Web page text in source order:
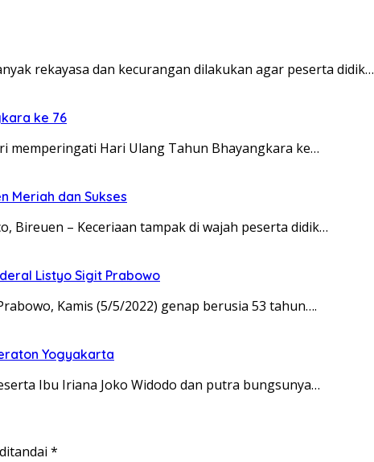
rekayasa dan kecurangan dilakukan agar peserta didik…
ke 76
memperingati Hari Ulang Tahun Bhayangkara ke…
Meriah dan Sukses
Bireuen – Keceriaan tampak di wajah peserta didik…
Listyo Sigit Prabowo
Kamis (5/5/2022) genap berusia 53 tahun….
Yogyakarta
Ibu Iriana Joko Widodo dan putra bungsunya…
*